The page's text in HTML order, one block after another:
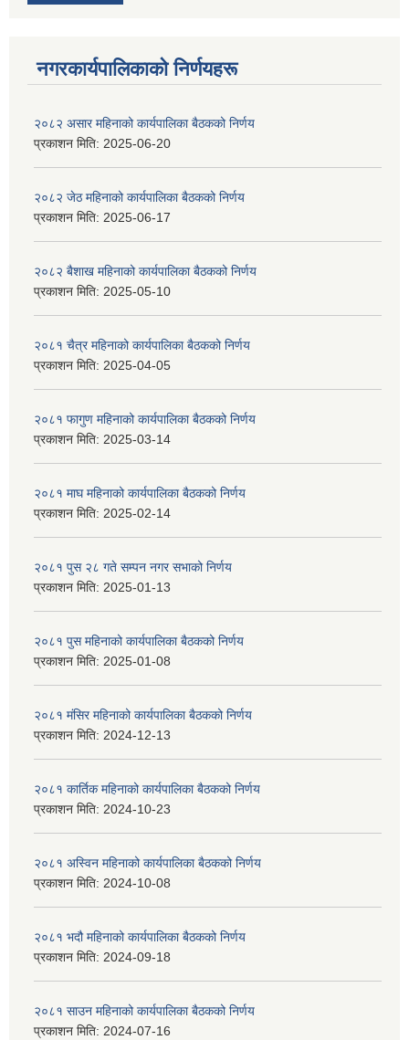
नगरकार्यपालिकाकाे निर्णयहरू
२०८२ असार महिनाको कार्यपालिका बैठकको निर्णय
प्रकाशन मिति: 2025-06-20
२०८२ जेठ महिनाको कार्यपालिका बैठकको निर्णय
प्रकाशन मिति: 2025-06-17
२०८२ बैशाख महिनाको कार्यपालिका बैठकको निर्णय
प्रकाशन मिति: 2025-05-10
२०८१ चैत्र महिनाको कार्यपालिका बैठकको निर्णय
प्रकाशन मिति: 2025-04-05
२०८१ फागुण महिनाको कार्यपालिका बैठकको निर्णय
प्रकाशन मिति: 2025-03-14
२०८१ माघ महिनाको कार्यपालिका बैठकको निर्णय
प्रकाशन मिति: 2025-02-14
२०८१ पुस २८ गते सम्प‍न नगर सभाको निर्णय
प्रकाशन मिति: 2025-01-13
२०८१ पुस महिनाको कार्यपालिका बैठकको निर्णय
प्रकाशन मिति: 2025-01-08
२०८१ मंसिर महिनाको कार्यपालिका बैठकको निर्णय
प्रकाशन मिति: 2024-12-13
२०८१ कार्तिक महिनाको कार्यपालिका बैठकको निर्णय
प्रकाशन मिति: 2024-10-23
२०८१ अस्विन महिनाको कार्यपालिका बैठकको निर्णय
प्रकाशन मिति: 2024-10-08
२०८१ भदौ महिनाको कार्यपालिका बैठकको निर्णय
प्रकाशन मिति: 2024-09-18
२०८१ साउन महिनाको कार्यपालिका बैठकको निर्णय
प्रकाशन मिति: 2024-07-16